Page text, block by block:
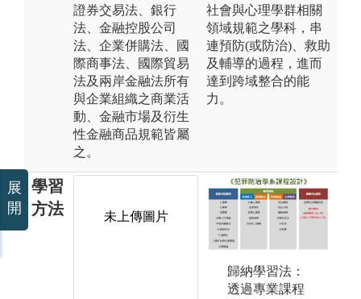
證券交易法、銀行
法、金融控股公司
法、企業併購法、國
際商事法、國際貿易
法及兩岸金融法所有
與企業組織之商業活
動、金融市場及衍生
性金融商品規範皆屬
之。
社會與心理學群相關
領域規範之學科，串
連預防(或防治)、救助
及輔導的過程，進而
達到跨域整合的能
力。
學習
方法
未上傳圖片 未上傳圖片
歸納學習法：
透過專業課程
展
開